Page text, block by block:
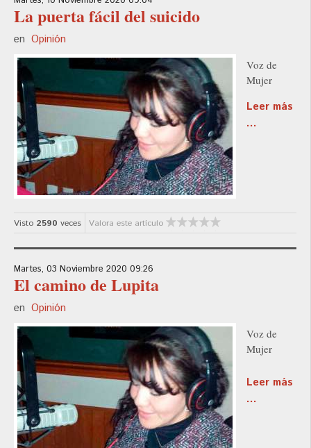
La puerta fácil del suicido
en Opinión
Voz de
Mujer
Leer más
...
Visto 2590 veces Valora este artículo
Martes, 03 Noviembre 2020 09:26
El camino de Lupita
en Opinión
Voz de
Mujer
Leer más
...